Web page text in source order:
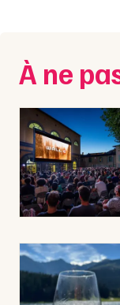
Spectacles
Concerts
Sports
Soirées
Sorties famille
Expos
Sorties &
Nantes
Nice
Paris
Strasbourg
Toulouse
À ne